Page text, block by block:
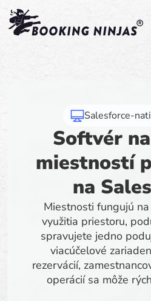
Salesforce-
Softvér
miestností
na
Miestnosti fungujú
využitia priestoru,
spravujete jedno
viacúčelové
rezervácií,
operácií sa môže